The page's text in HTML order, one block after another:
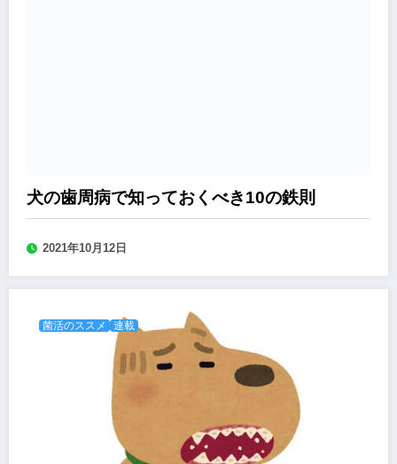
犬の歯周病で知っておくべき10の鉄則
2021年10月12日
菌活のススメ 連載